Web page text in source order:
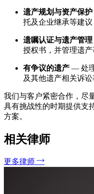
遗产规划与资产保护
托及企业继承等建议
遗嘱认证与遗产管理
授权书，并管理遗产
有争议的遗产 — 处
及其他遗产相关诉讼
我们与客户紧密合作，尽
具有挑战性的时期提供支
方案。
相关律师
更多律师